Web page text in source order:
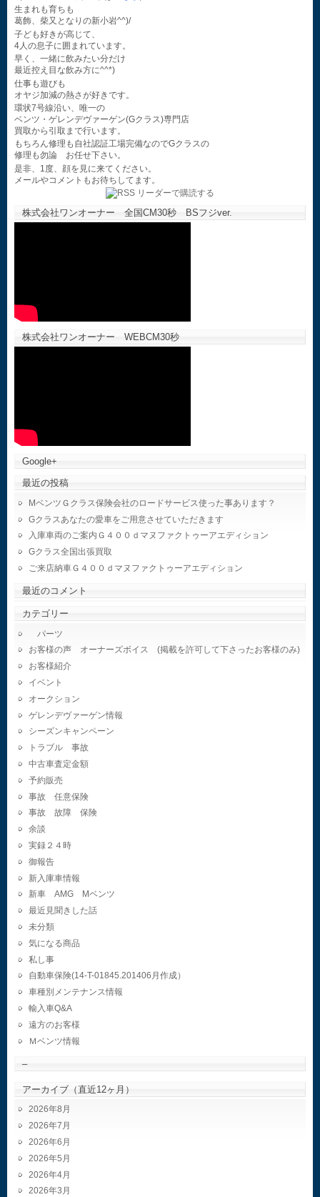
生まれも育ちも
葛飾、柴又となりの新小岩^^)/
子ども好きが高じて、
4人の息子に囲まれています。
早く、一緒に飲みたい分だけ
最近控え目な飲み方に^^*)
仕事も遊びも
オヤジ加減の熱さが好きです。
環状7号線沿い、唯一の
ベンツ・ゲレンデヴァーゲン(Gクラス)専門店
買取から引取まで行います。
もちろん修理も自社認証工場完備なのでGクラスの
修理も勿論 お任せ下さい。
是非、1度、顔を見に来てください。
メールやコメントもお待ちしてます。
株式会社ワンオーナー 全国CM30秒 BSフジver.
株式会社ワンオーナー WEBCM30秒
Google+
最近の投稿
MベンツＧクラス保険会社のロードサービス使った事あります？
Gクラスあなたの愛車をご用意させていただきます
入庫車両のご案内Ｇ４００ｄマヌファクトゥーアエディション
Gクラス全国出張買取
ご来店納車Ｇ４００ｄマヌファクトゥーアエディション
最近のコメント
カテゴリー
パーツ
お客様の声 オーナーズボイス (掲載を許可して下さったお客様のみ)
お客様紹介
イベント
オークション
ゲレンデヴァーゲン情報
シーズンキャンペーン
トラブル 事故
中古車査定金額
予約販売
事故 任意保険
事故 故障 保険
余談
実録２４時
御報告
新入庫車情報
新車 AMG Mベンツ
最近見聞きした話
未分類
気になる商品
私し事
自動車保険(14-T-01845.201406月作成）
車種別メンテナンス情報
輸入車Q&A
遠方のお客様
Ｍベンツ情報
–
アーカイブ（直近12ヶ月）
2026年8月
2026年7月
2026年6月
2026年5月
2026年4月
2026年3月